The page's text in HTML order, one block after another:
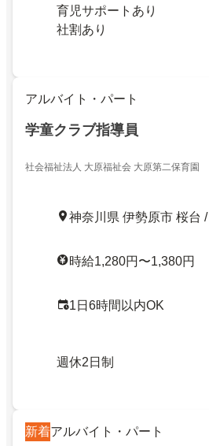
育児サポートあり
社割あり
アルバイト・パート
学童クラブ指導員
社会福祉法人 大原福祉会 大原第二保育園
神奈川県 伊勢原市 桜台
時給1,280円〜1,380円
1日6時間以内OK
週休2日制
新着アルバイト・パート